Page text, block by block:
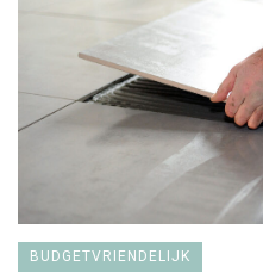
BUDGETVRIENDELIJK